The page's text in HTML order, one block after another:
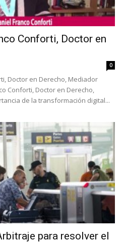
Conforti, Doctor en
0
Doctor en Derecho, Mediador
Conforti, Doctor en Derecho,
de la transformación digital...
para resolver el